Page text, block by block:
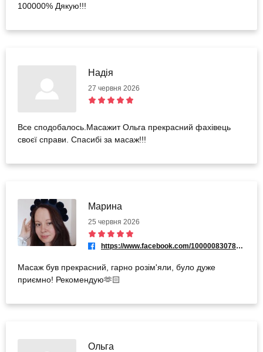
100000% Дякую!!!
Надія
27 червня 2026
Все сподобалось.Масажит Ольга прекрасний фахівець
своєї справи. Спасибі за масаж!!!
Марина
25 червня 2026
https://www.facebook.com/100000830783395
Масаж був прекрасний, гарно розім'яли, було дуже
приємно! Рекомендую🫶🏻
Ольга